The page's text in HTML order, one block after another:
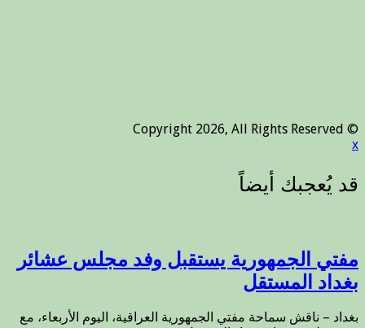
© Copyright 2026, All Rights Reserved
x
مفتي الجمهورية يستقبل وفد مجلس عشائر
بغداد المستقل
بغداد – ناقش سماحة مفتي الجمهورية العراقية، اليوم الأربعاء، مع